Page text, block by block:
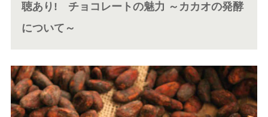
聴あり! チョコレートの魅力 ～カカオの発酵
について～